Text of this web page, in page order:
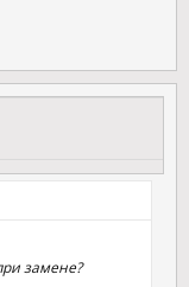
замене?